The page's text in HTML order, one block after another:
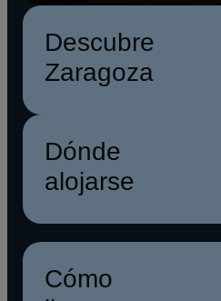
Descubre
Zaragoza
Dónde
alojarse
Cómo